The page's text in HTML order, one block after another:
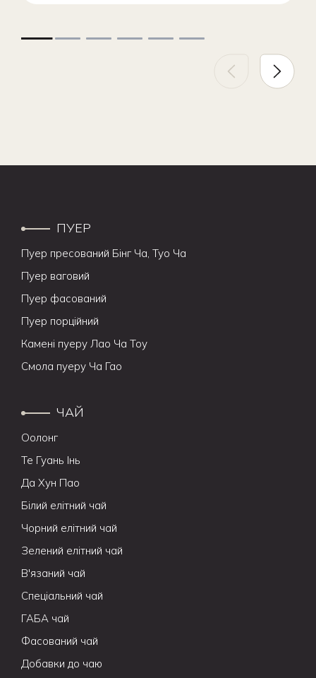
ПУЕР
Пуер пресований Бінг Ча, Туо Ча
Пуер ваговий
Пуер фасований
Пуер порційний
Камені пуеру Лао Ча Тоу
Смола пуеру Ча Гао
ЧАЙ
Оолонг
Те Гуань Інь
Да Хун Пао
Білий елітний чай
Чорний елітний чай
Зелений елітний чай
В'язаний чай
Спеціальний чай
ГАБА чай
Фасований чай
Добавки до чаю